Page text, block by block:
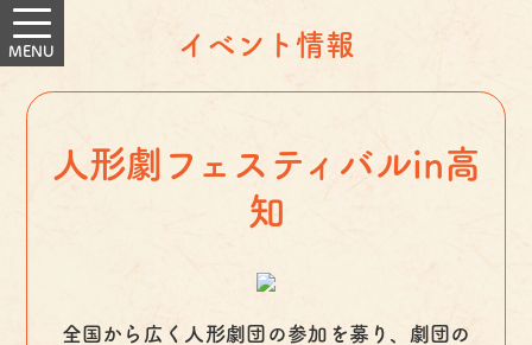
イベント情報
人形劇フェスティバルin高
知
全国から広く人形劇団の参加を募り、劇団の